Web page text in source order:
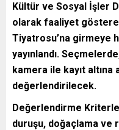
Kültür ve Sosyal İşler
olarak faaliyet
Tiyatrosu’na girmeye
yayınlandı.
kamera ile kayıt altına
değerlendirilecek.
Değerlendirme
duruşu, doğaçlama